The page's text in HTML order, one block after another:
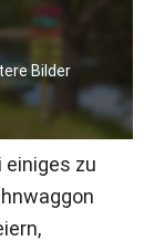
Bilder
einiges zu